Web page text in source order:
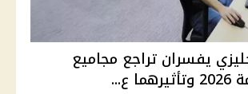
يفسران تراجع مجاميع